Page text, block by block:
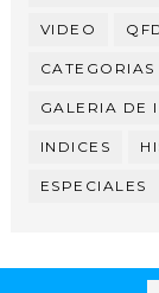
VIDEO
GALERIA DE
INDICES
ESPECIALES